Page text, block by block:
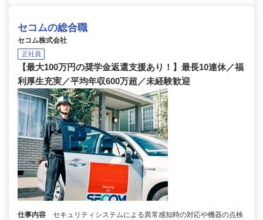
セコムの総合職
セコム株式会社
正社員
【最大100万円の奨学金返還支援あり！】最長10連休／福
利厚生充実／平均年収600万超／未経験歓迎
仕事内容
セキュリティシステムによる異常感知時の対応や機器の点検